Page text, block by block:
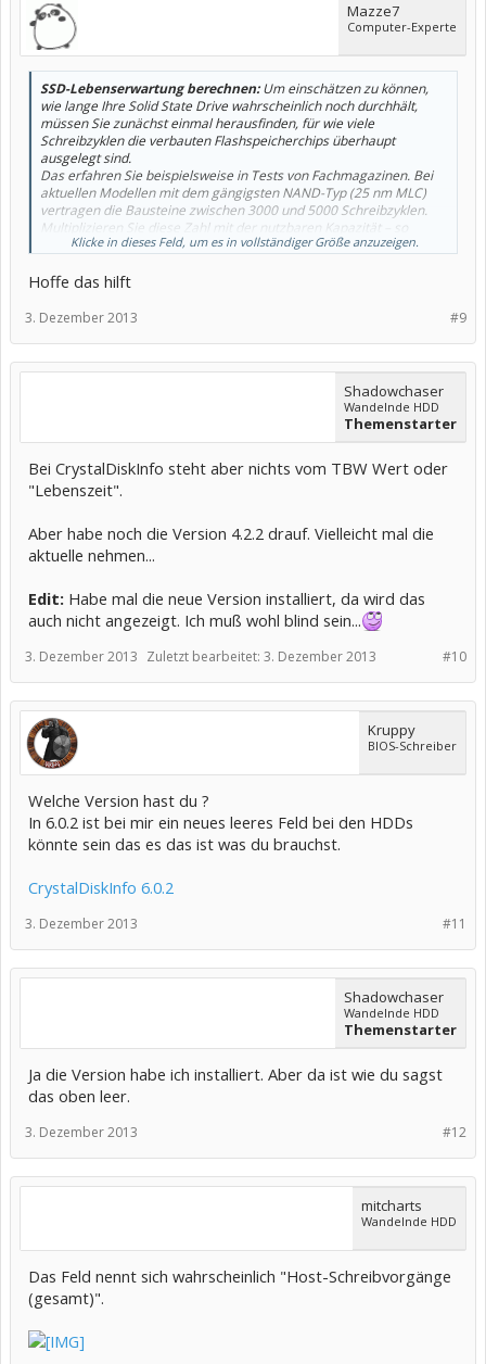
Mazze7
Computer-Experte
SSD-Lebenserwartung berechnen:Um einschätzen zu können,
wie lange Ihre Solid State Drive wahrscheinlich noch durchhält,
müssen Sie zunächst einmal herausfinden, für wie viele
Schreibzyklen die verbauten Flashspeicherchips überhaupt
ausgelegt sind.
Das erfahren Sie beispielsweise in Tests von Fachmagazinen. Bei
aktuellen Modellen mit dem gängigsten NAND-Typ (25 nm MLC)
vertragen die Bausteine zwischen 3000 und 5000 Schreibzyklen.
Multiplizieren Sie diese Zahl mit der nutzbaren Kapazität – so
bekommen Sie die Gesamtlebensdauer. Bei einer typischen 120-
TBW-Wert (Tera Bytes Written) zeigt Crystaldiskinfo rechts oben
hundert TB, droht die SSD bald auszufallen.
Klicke in dieses Feld, um es in vollständiger Größe anzuzeigen.
Hoffe das hilft
#9
3. Dezember 2013
Shadowchaser
Wandelnde HDD
Themenstarter
Bei CrystalDiskInfo steht aber nichts vom TBW Wert oder
"Lebenszeit".
Aber habe noch die Version 4.2.2 drauf. Vielleicht mal die
aktuelle nehmen...
Edit: Habe mal die neue Version installiert, da wird das
auch nicht angezeigt. Ich muß wohl blind sein...
#10
3. Dezember 2013 Zuletzt bearbeitet: 3. Dezember 2013
Kruppy
BIOS-Schreiber
Welche Version hast du ?
In 6.0.2 ist bei mir ein neues leeres Feld bei den HDDs
könnte sein das es das ist was du brauchst.
CrystalDiskInfo 6.0.2
#11
3. Dezember 2013
Shadowchaser
Wandelnde HDD
Themenstarter
Ja die Version habe ich installiert. Aber da ist wie du sagst
das oben leer.
#12
3. Dezember 2013
mitcharts
Wandelnde HDD
Das Feld nennt sich wahrscheinlich "Host-Schreibvorgänge
(gesamt)".